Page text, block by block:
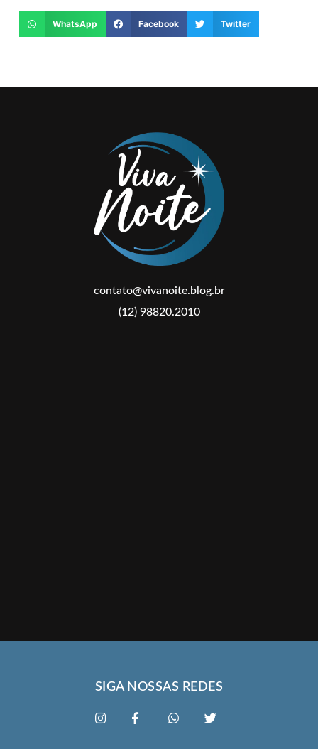
WhatsApp Facebook Twitter
contato@vivanoite.blog.br
(12) 98820.2010
SIGA NOSSAS REDES